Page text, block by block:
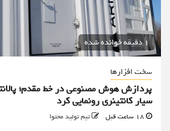
1 دقیقه خوانده شده
سخت افزارها
پردازش هوش مصنوعی در خط مقدم؛
سیار کانتینری رونمایی کرد
تیم تولید محتوا